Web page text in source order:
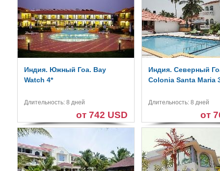
Индия. Южный Гоа. Bay
Watch 4*
Длительность: 8 дней
от 742 USD
Индия. Северный
Colonia Santa Maria
Длительность: 8 дней
от